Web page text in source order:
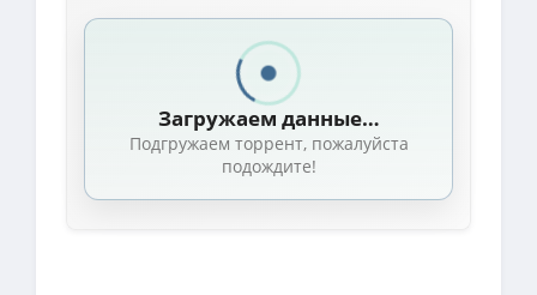
Загружаем данные…
Подгружаем торрент, пожалуйста
подождите!